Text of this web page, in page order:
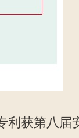
利获第八届